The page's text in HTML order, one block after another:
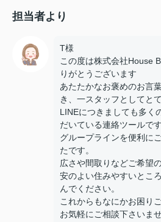
担当者より
T様
この度は株式会社House
りがとうございます
あたたかなお褒めのお言
き、一スタッフとしてと
LINEにつきましても多く
だいている連絡ツールです
グループラインを便利に
たです。
広さや間取りなどご希望
安のよい住みやすいとこ
んでください。
これからもなにかお困り
お気軽にご相談下さいませ